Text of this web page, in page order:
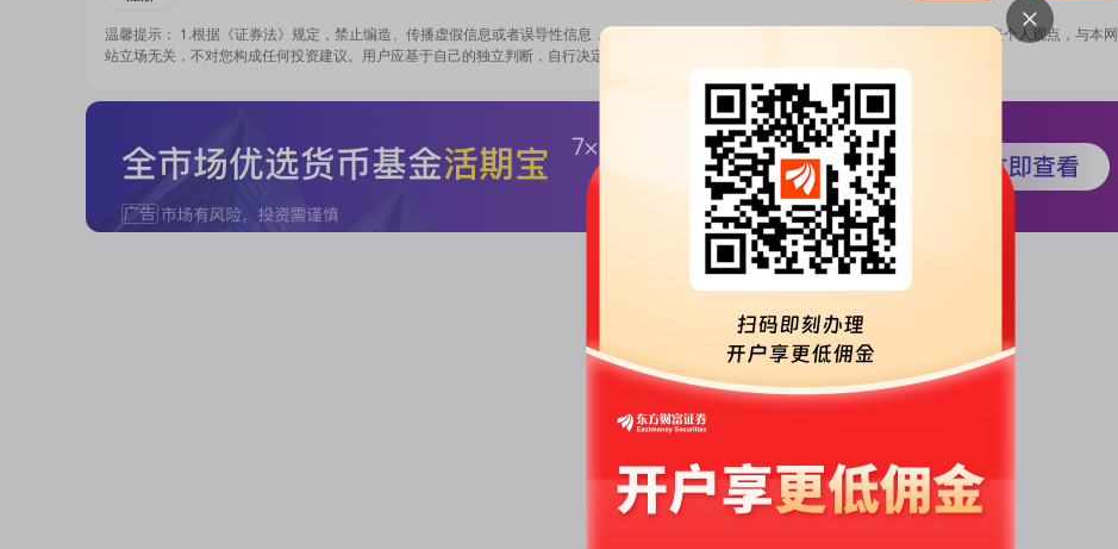
温馨提示： 1.根据《证券法》规定，禁止编造、传播虚假信息或者误导性信息，扰乱证券市场；2.用户在本社区发表的所有资料、言论等仅代表个人观点，与本网
站立场无关，不对您构成任何投资建议。用户应基于自己的独立判断，自行决定证券投资并承担相应风险。